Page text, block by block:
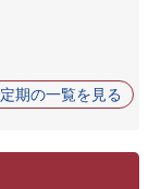
定期の一覧を見る